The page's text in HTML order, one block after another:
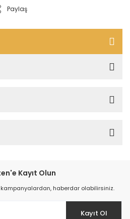
Paylaş
Kayıt Olun
haberdar olabilirsiniz.
Kayıt Ol